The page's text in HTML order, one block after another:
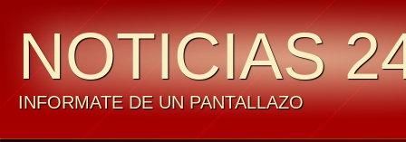
NOTICIAS
INFORMATE DE UN PANTALLAZO